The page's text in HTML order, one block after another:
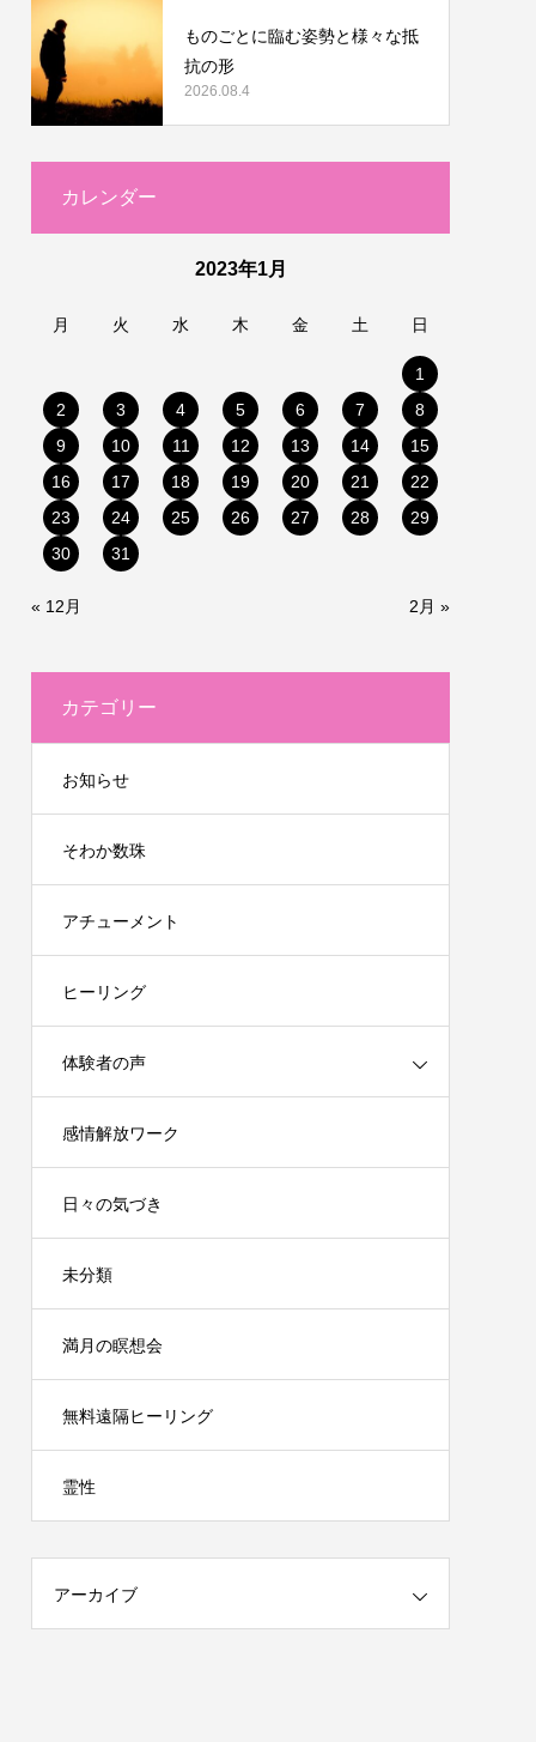
ものごとに臨む姿勢と様々な抵
抗の形
2026.08.4
カレンダー
2023年1月
月 火 水 木 金 土 日
1
2
3 4 5 6 7
8
9
10 11 12 13 14
15
16
17 18 19 20 21
22
23
24 25 26 27 28
29
30
31
« 12月 2月 »
カテゴリー
お知らせ
そわか数珠
アチューメント
ヒーリング
体験者の声
感情解放ワーク
日々の気づき
未分類
満月の瞑想会
無料遠隔ヒーリング
霊性
アーカイブ